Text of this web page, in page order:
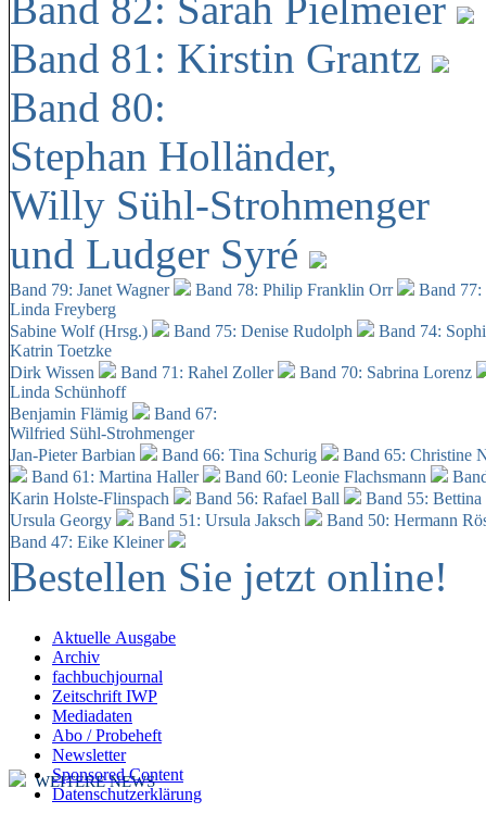
Band 81: Kirstin Grantz
Band 80:
Stephan Holländer,
Willy Sühl-Strohmenger
und Ludger Syré
Band 79: Janet Wagner Band 78: Philip Franklin Orr
Band
Linda Freyberg
Sabine Wolf (Hrsg.)
Band 75: Denise Rudolph
Band 74:
Katrin Toetzke
Dirk Wissen
Band 71: Rahel Zoller
Band 70: Sabrina Lorenz
Linda Schünhoff
Benjamin Flämig
Band 67:
Wilfried Sühl-Strohmenger
Jan-Pieter Barbian
Band 66: Tina Schurig
Band 65: Christine
Band 61: Martina Haller
Band 60: Leonie Flachsmann
Karin Holste-Flinspach
Band 56: Rafael Ball
Band 55:
Ursula Georgy
Band 51: Ursula Jaksch Band 50: Hermann
Band 47: Eike Kleiner
Bestellen Sie jetzt online!
Aktuelle Ausgabe
Archiv
fachbuchjournal
Zeitschrift IWP
Mediadaten
Abo / Probeheft
Newsletter
Sponsored Content
Datenschutzerklärung
WEITERE NEWS